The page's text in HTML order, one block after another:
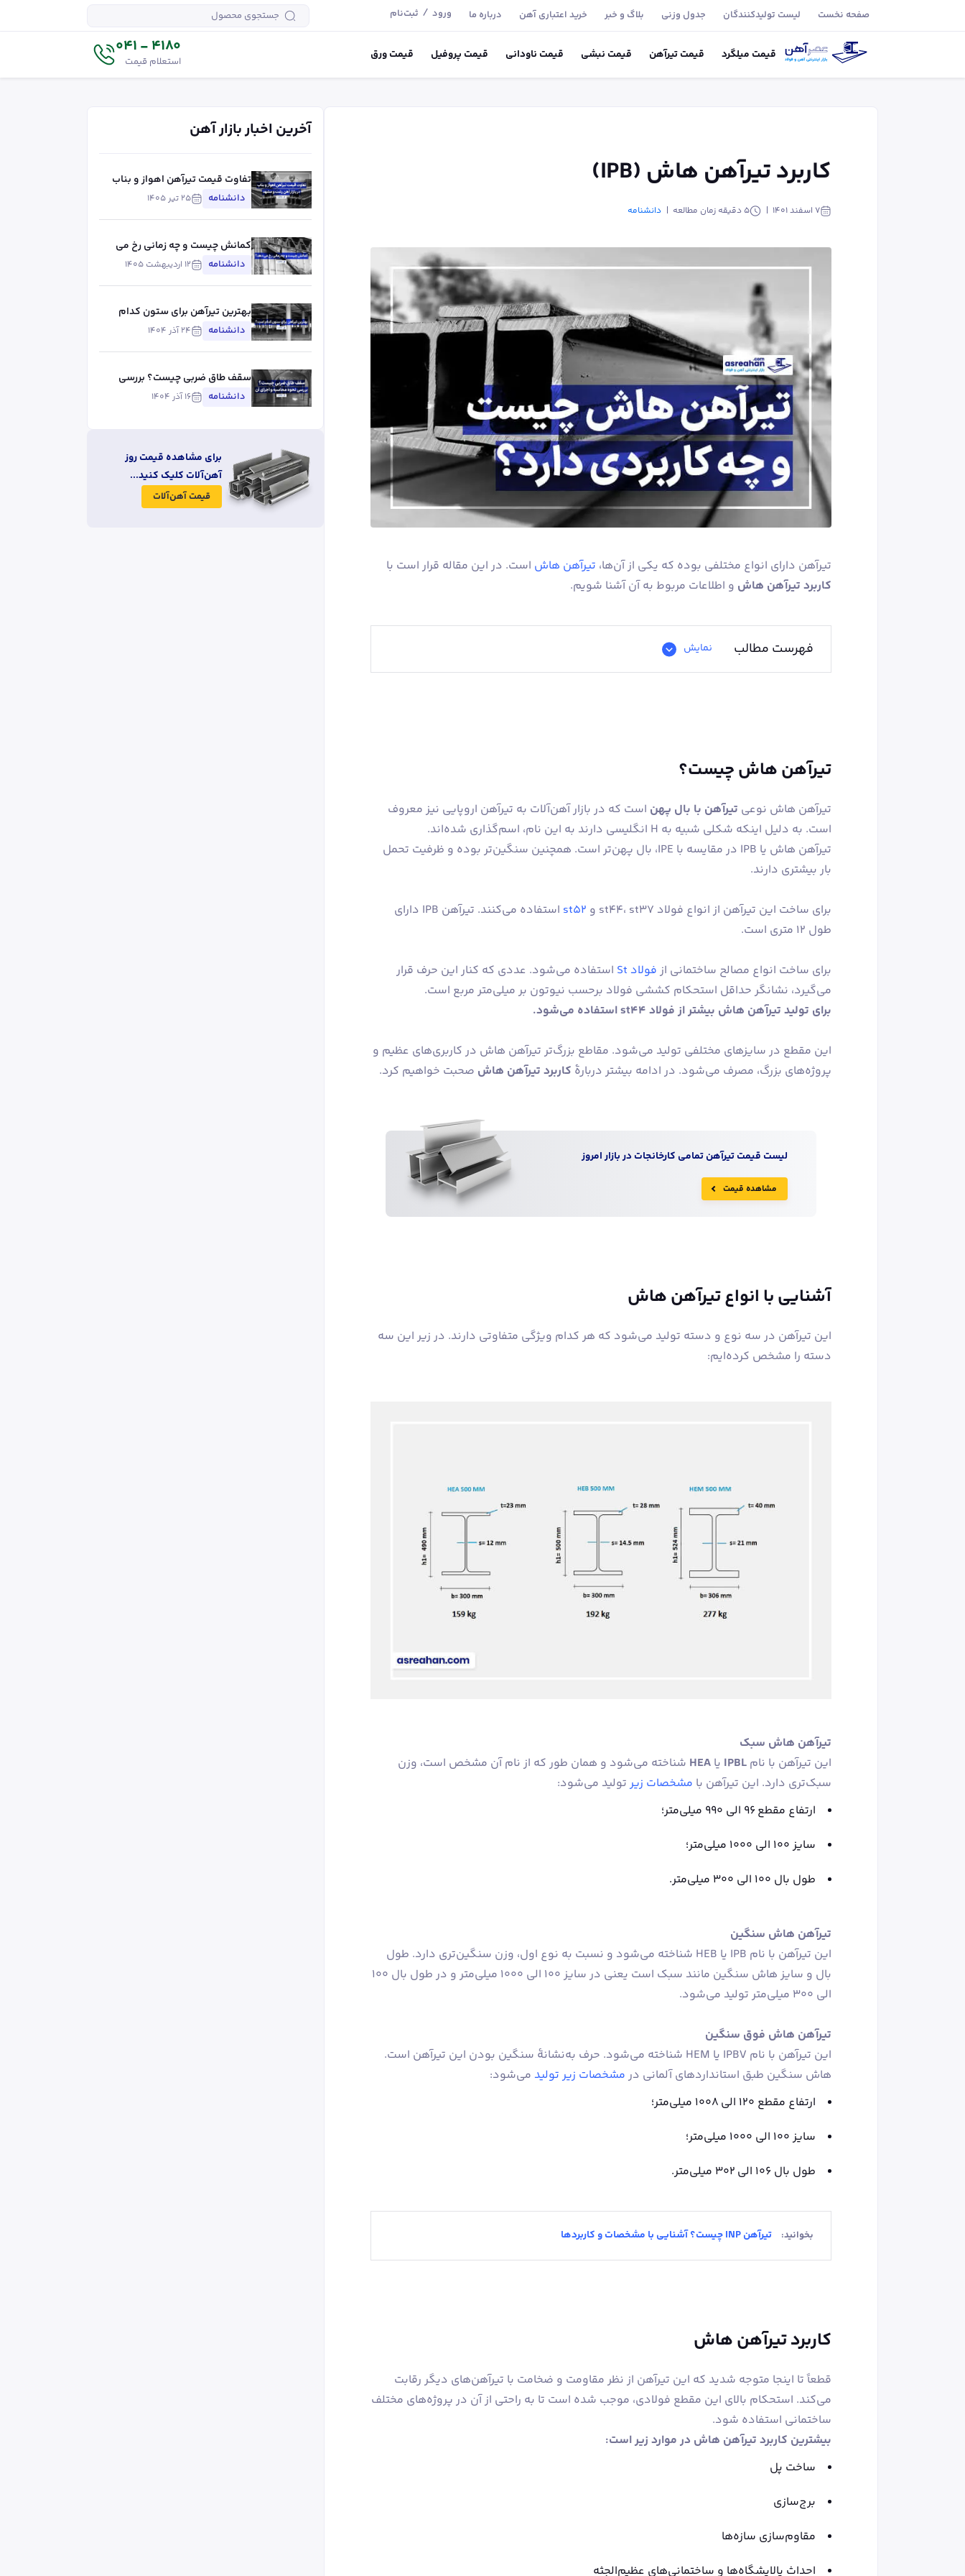
صفحه نخست لیست تولید‌کنندگان جدول وزنی بلاگ و خبر خرید اعتباری آهن درباره ما ورود / ثبت‌نام
قیمت میلگرد قیمتتیر‌آهن قیمت نبشی قیمت ناودانی قیمت پروفیل قیمتورق 4180 - 041
استعلام قیمت
کاربرد تیرآهن هاش (IPB)
۷ اسفند ۱۴۰۱ 5 دقیقه زمان مطالعه دانشنامه
تیرآهن دارای انواع مختلفی بوده که یکی از آن‌ها، تیرآهن هاش است. در این مقاله قرار است با
کاربرد تیرآهن هاش و اطلاعات مربوط به آن آشنا شویم.
فهرست مطالب نمایش
تیرآهن هاش چیست؟
تیرآهن هاش نوعی تیرآهن با بال پهن است که در بازار آهن‌آلات به تیرآهن اروپایی نیز معروف
است. به دلیل اینکه شکلی شبیه به H انگلیسی دارند به این نام، اسم‌گذاری شده‌اند.
تیرآهن هاش یا IPB در مقایسه با IPE، بال پهن‌تر است. همچنین سنگین‌تر بوده و ظرفیت تحمل
بار بیشتری دارند.
برای ساخت این تیرآهن از انواع فولاد st44، st37 و st52
استفاده می‌کنند. تیرآهن IPB دارای
طول 12 متری است.
برای ساخت انواع مصالح ساختمانی از فولاد St
استفاده می‌شود. عددی که کنار این حرف قرار
می‌گیرد، نشانگر حداقل استحکام کششی فولاد برحسب نیوتون بر میلی‌متر مربع است.
برای تولید تیرآهن هاش بیشتر از فولاد st44 استفاده می‌شود.
این مقطع در سایزهای مختلفی تولید می‌شود. مقاطع بزرگ‌تر تیرآهن هاش در کاربری‌های عظیم و
پروژه‌های بزرگ، مصرف می‌شود. در ادامه بیشتر دربارۀ کاربرد تیرآهن هاش صحبت خواهیم کرد.
لیست قیمتتیرآهنتمامی کارخانجات در بازار امروز
مشاهده قیمت
آشنایی با انواع تیرآهن هاش
این تیرآهن در سه نوع و دسته تولید می‌شود که هر کدام ویژگی متفاوتی دارند. در زیر این سه
دسته را مشخص کرده‌ایم:
تیرآهن هاش سبک
این تیرآهن با نام IPBL یا HEA شناخته می‌شود و همان طور که از نام آن مشخص است، وزن
سبک‌تری دارد. این تیرآهن با مشخصات زیر تولید می‌شود:
ارتفاع مقطع ۹۶ الی ۹۹۰ میلی‌متر؛
سایز ۱۰۰ الی ۱۰۰۰ میلی‌متر؛
طول بال ۱۰۰ الی ۳۰۰ میلی‌متر.
تیرآهن هاش سنگین
این تیرآهن با نام IPB یا HEB شناخته می‌شود و نسبت به نوع اول، وزن سنگین‌تری دارد. طول
بال و سایز هاش سنگین مانند سبک است یعنی در سایز 100 الی 1000 میلی‌متر و در طول بال 100
الی 300 میلی‌متر تولید می‌شود.
تیرآهن هاش فوق سنگین
این تیرآهن با نام IPBV یا HEM شناخته می‌شود. حرف به‌نشانۀ سنگین بودن این تیرآهن است.
هاش سنگین طبق استانداردهای آلمانی در مشخصات زیر تولید می‌شود:
ارتفاع مقطع ۱۲۰ الی ۱۰۰۸ میلی‌متر؛
سایز ۱۰۰ الی ۱۰۰۰ میلی‌متر؛
طول بال ۱۰۶ الی ۳۰۲ میلی‌متر.
بخوانید: تیرآهن INP چیست؟ آشنایی با مشخصات و کاربرد‌ها
کاربرد تیرآهن هاش
قطعاً تا اینجا متوجه شدید که این تیرآهن از نظر مقاومت و ضخامت با تیرآهن‌های دیگر رقابت
می‌کند. استحکام بالای این مقطع فولادی، موجب شده است تا به راحتی از آن در پروژه‌های مختلف
ساختمانی استفاده شود.
بیشترین کاربرد تیرآهن هاش در موارد زیر است:
ساخت پل
برج‌سازی
مقاوم‌سازی سازه‌ها
احداث پالایشگاه‌ها و ساختمانی‌های عظیم‌الجثه
آخرین اخبار بازار آهن
تفاوت قیمت تیرآهن اهواز و بناب
در بازار آهن رشت و مشهد
دانشنامه ۲۵ تیر ۱۴۰۵
کمانش چیست و چه زمانی رخ می
دهد؟
دانشنامه ۱۲ اردیبهشت ۱۴۰۵
بهترین تیرآهن برای ستون کدام
است؟
دانشنامه ۲۴ آذر ۱۴۰۴
سقف طاق ضربی چیست؟ بررسی
نحوه محاسبه و اجرای آن
دانشنامه ۱۶ آذر ۱۴۰۴
برای مشاهده قیمت روز
آهن‌آلات کلیک کنید...
قیمت آهن‌آلات